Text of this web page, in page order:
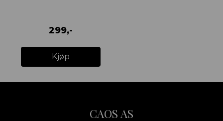
299,-
Kjøp
CAOS AS